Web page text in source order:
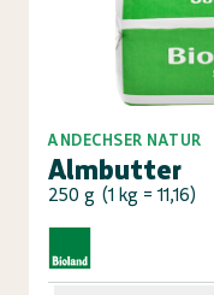
ANDECHSER NATUR
Almbutter
250 g (1 kg = 11,16)